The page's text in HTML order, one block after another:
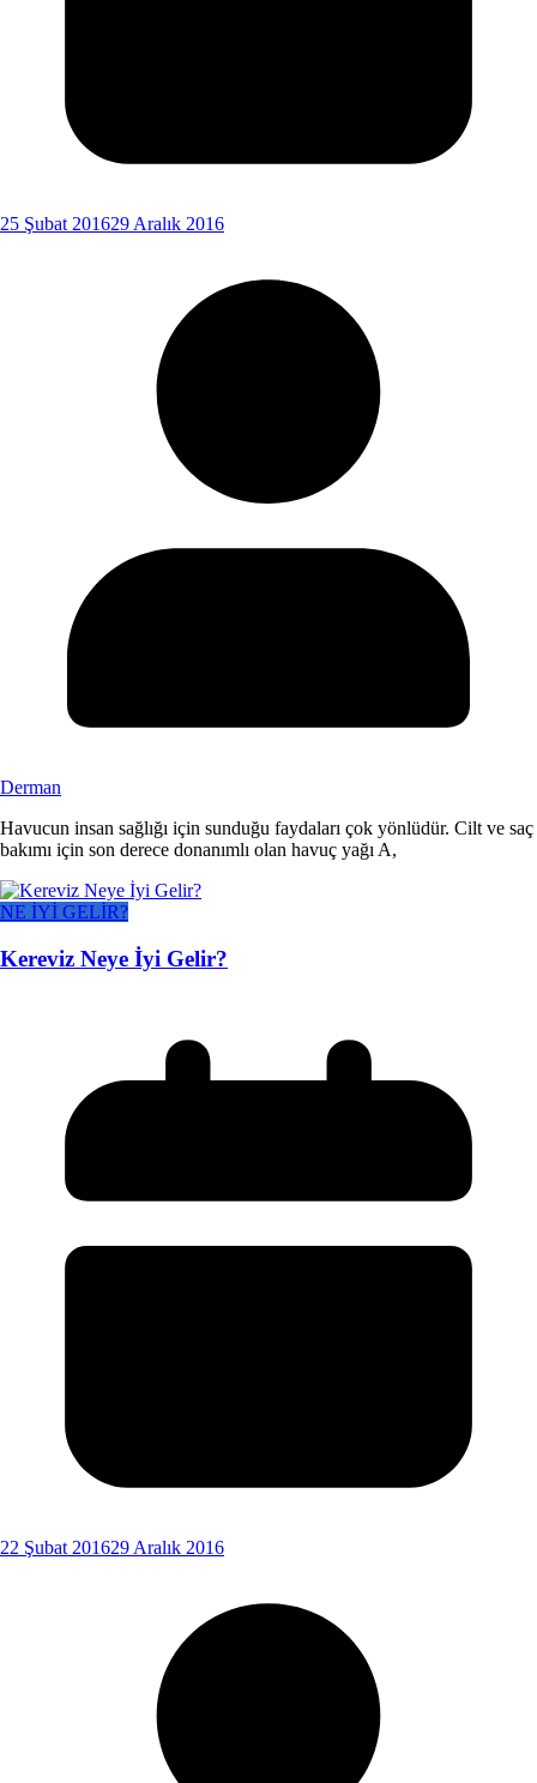
25 Şubat 201629 Aralık 2016
Derman
Havucun insan sağlığı için sunduğu faydaları çok yönlüdür. Cilt ve saç
bakımı için son derece donanımlı olan havuç yağı A,
NE İYİ GELİR?
Kereviz Neye İyi Gelir?
22 Şubat 201629 Aralık 2016